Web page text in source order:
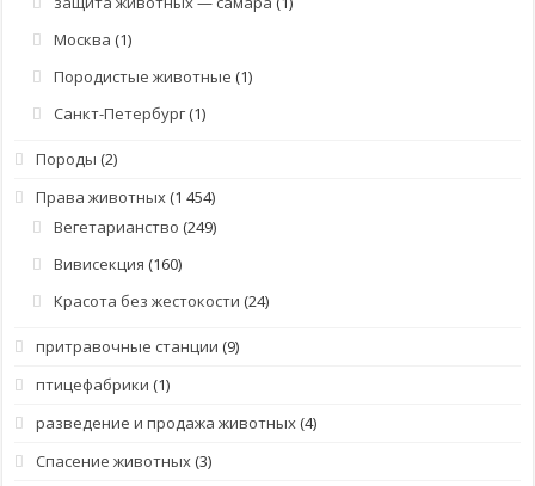
Москва (1)
Породистые животные (1)
Санкт-Петербург(1)
Породы (2)
Права животных(1 454)
Вегетарианство (249)
Вивисекция (160)
Красота без жестокости (24)
притравочные станции (9)
птицефабрики (1)
разведение и продажа животных(4)
Спасение животных(3)